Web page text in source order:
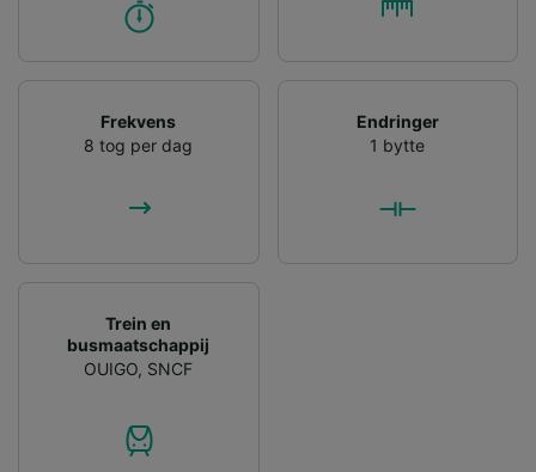
Frekvens
8 tog per dag
Endringer
1 bytte
Trein en
busmaatschappij
OUIGO, SNCF